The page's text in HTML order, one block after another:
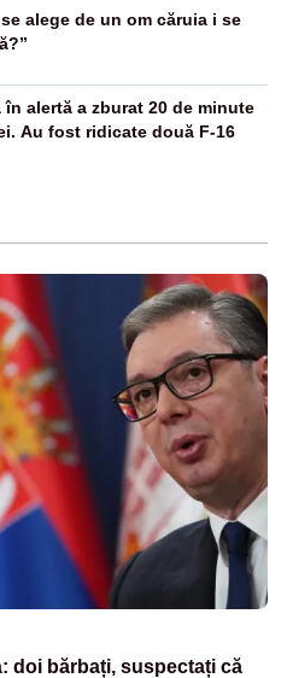
alege de un om căruia i se
alertă a zburat 20 de minute
Au fost ridicate două F-16
doi bărbați, suspectați că